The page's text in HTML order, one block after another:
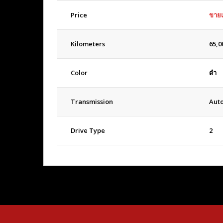
Price ขาย
Kilometers
Color ดำ
Transmission
Drive Type 2